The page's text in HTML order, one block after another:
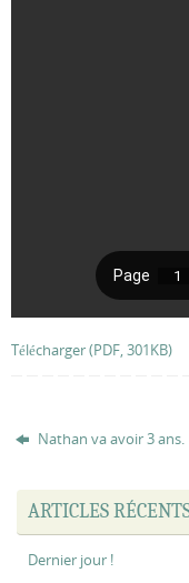
Télécharger (PDF, 301KB)
Nathan va avoir 3 ans.
ARTICLES
Dernier jour !